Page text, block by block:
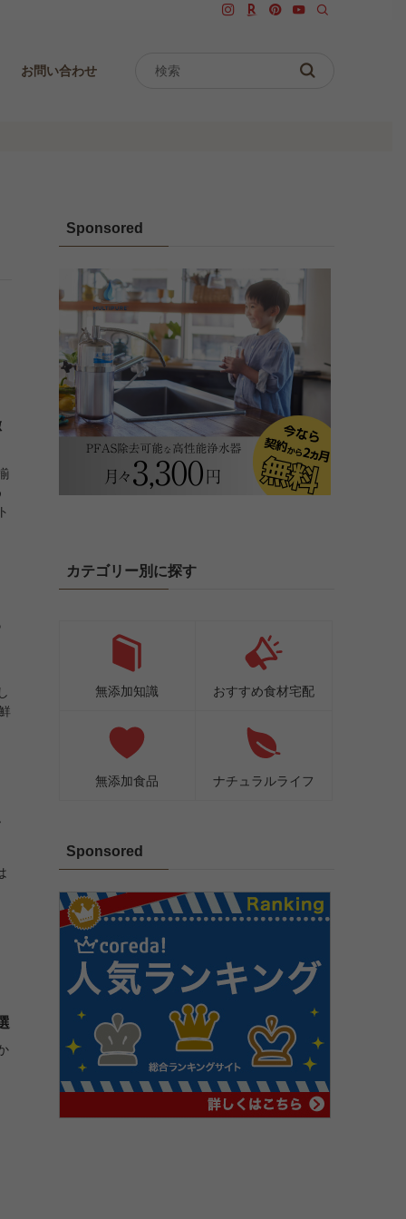
お問い合わせ
Sponsored
カテゴリー別に探す
無添加知識 おすすめ食材宅配
無添加食品 ナチュラルライフ
Sponsored